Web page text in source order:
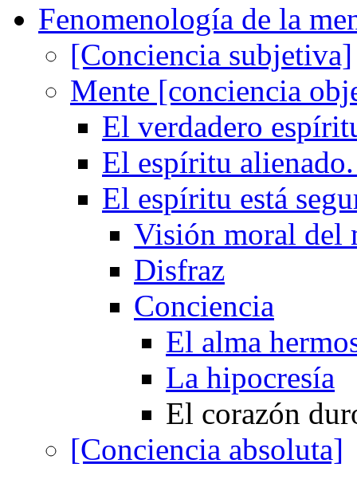
Fenomenología de la
[Conciencia subjetiva]
Mente [conciencia
El verdadero
El espíritu
El espíritu está
Visión moral del
Disfraz
Conciencia
El alma
La hipocresía
El corazón
[Conciencia absoluta]